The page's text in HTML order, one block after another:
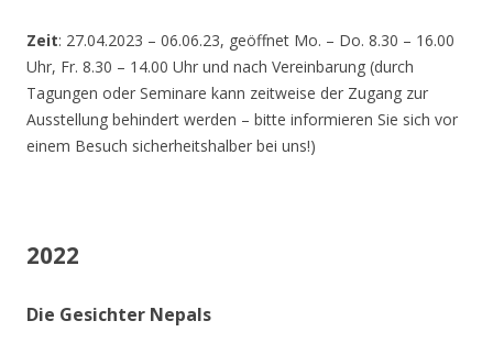
Zeit: 27.04.2023 – 06.06.23, geöffnet Mo. – Do. 8.30 – 16.00
Uhr, Fr. 8.30 – 14.00 Uhr und nach Vereinbarung (durch
Tagungen oder Seminare kann zeitweise der Zugang zur
Ausstellung behindert werden – bitte informieren Sie sich vor
einem Besuch sicherheitshalber bei uns!)
2022
Die Gesichter Nepals